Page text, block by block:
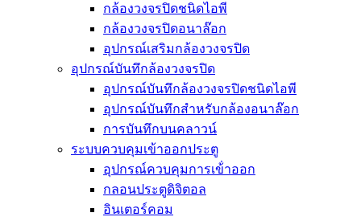
กล้องวงจรปิดชนิดไอพี
กล้องวงจรปิดอนาล๊อก
อุปกรณ์เสริมกล้องวงจรปิด
อุปกรณ์บันทึกล้องวงจรปิด
อุปกรณ์บันทึกล้องวงจรปิดชนิดไอพี
อุปกรณ์บันทึกสำหรับกล้องอนาล๊อก
การบันทึกบนคลาวน์
ระบบควบคุมเข้าออกประตู
อุปกรณ์ควบคุมการเข้่าออก
กลอนประตูดิจิตอล
อินเตอร์คอม